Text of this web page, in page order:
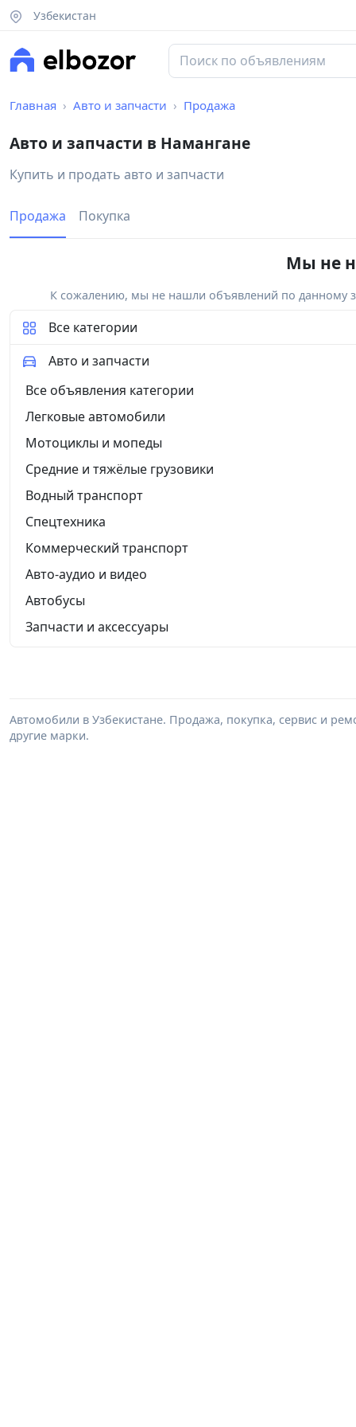
Узбекистан
Главная Авто и запчасти Продажа
Авто и запчасти в Намангане
Купить и продать авто и запчасти
Продажа Покупка
Мы не
К сожалению, мы не нашли объявлений по данному
Все категории
Авто и запчасти
Все объявления категории
Легковые автомобили
Мотоциклы и мопеды
Средние и тяжёлые грузовики
Водный транспорт
Спецтехника
Коммерческий транспорт
Авто-аудио и видео
Автобусы
Запчасти и аксессуары
Автомобили в Узбекистане. Продажа, покупка, сервис и
другие марки.